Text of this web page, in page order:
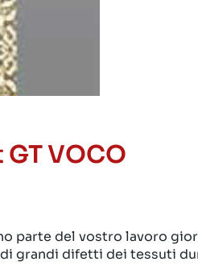
VOCO
parte del vostro lavoro
grandi difetti dei tessuti